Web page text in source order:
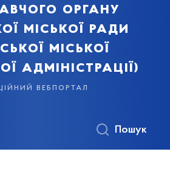
органу
міської ради
міської
адміністрації)
вебпортал
Пошук